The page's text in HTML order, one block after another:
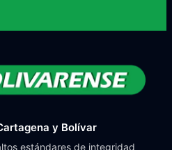
y Bolívar
estándares de integridad